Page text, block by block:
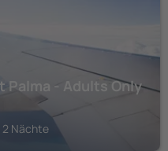
- Adults Only
2 Nächte